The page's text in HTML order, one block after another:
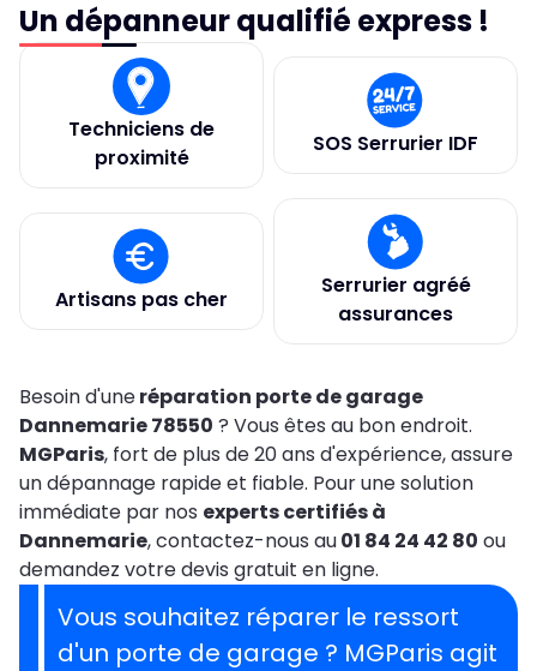
Un dépanneur qualifié express !
Techniciens de
proximité
SOS Serrurier IDF
Artisans pas cher
Serrurier agréé
assurances
Besoin d'uneréparation porte de garage
Dannemarie 78550 ? Vous êtes au bon endroit.
MGParis, fort de plus de 20 ans d'expérience, assure
un dépannage rapide et fiable. Pour une solution
immédiate par nos experts certifiés à
Dannemarie, contactez-nous au01 84 24 42 80 ou
demandez votre devis gratuit en ligne.
Vous souhaitez réparer le ressort
d'un porte de garage ? MGParis agit